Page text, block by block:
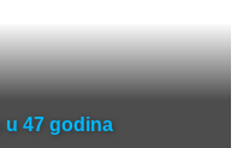
47 godina